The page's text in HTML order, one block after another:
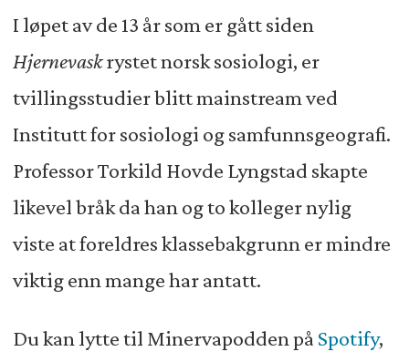
I løpet av de 13 år som er gått siden
Hjernevaskrystet norsk sosiologi, er
tvillingsstudier blitt mainstream ved
Institutt for sosiologi og samfunnsgeografi.
Professor Torkild Hovde Lyngstad skapte
likevel bråk da han og to kolleger nylig
viste at foreldres klassebakgrunn er mindre
viktig enn mange har antatt.
Du kan lytte til Minervapodden på Spotify,